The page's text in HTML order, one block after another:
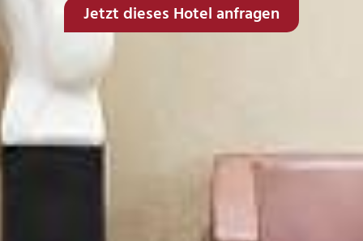
Jetzt dieses Hotel anfragen